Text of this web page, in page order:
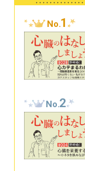
No.1
No.2